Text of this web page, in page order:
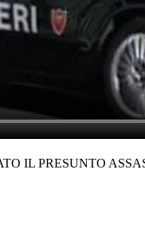
IL PRESUNTO